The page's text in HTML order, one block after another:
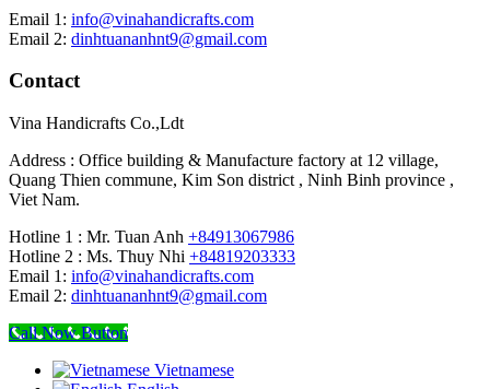
Email 1: info@vinahandicrafts.com
Email 2: dinhtuananhnt9@gmail.com
Contact
Vina Handicrafts Co.,Ldt
Address : Office building & Manufacture factory at 12 village,
Quang Thien commune, Kim Son district , Ninh Binh province ,
Viet Nam.
Hotline 1 : Mr. Tuan Anh +84913067986
Hotline 2 : Ms. Thuy Nhi +84819203333
Email 1: info@vinahandicrafts.com
Email 2: dinhtuananhnt9@gmail.com
Call Now Button
Vietnamese